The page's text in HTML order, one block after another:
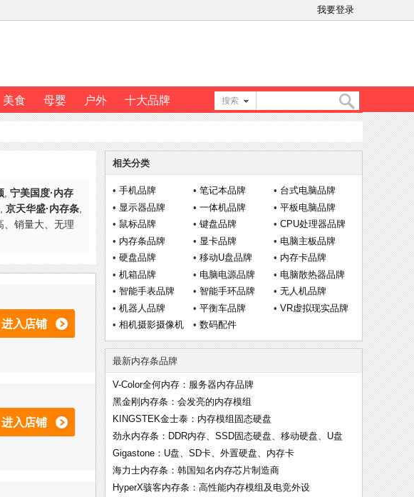
我要登录
美食 母婴 户外 十大品牌 搜索
搜
宁美国度·内存
京天华盛·内存条
、销量大、无理
进入店铺
进入店铺
相关分类
• 手机品牌 •笔记本品牌 • 台式电脑品牌
• 显示器品牌 •一体机品牌 •平板电脑品牌
• 鼠标品牌 •键盘品牌 •CPU处理器品牌
• 内存条品牌 • 显卡品牌 • 电脑主板品牌
• 硬盘品牌 •移动U盘品牌 • 内存卡品牌
• 机箱品牌 • 电脑电源品牌 • 电脑散热器品牌
• 智能手表品牌 •智能手环品牌 •无人机品牌
• 机器人品牌 •平衡车品牌 •VR虚拟现实品牌
• 相机摄影摄像机 •数码配件
最新内存条品牌
V-Color全何内存：服务器内存品牌
黑金刚内存条：会发亮的内存模组
KINGSTEK金士泰：内存模组固态硬盘
劲永内存条：DDR内存、SSD固态硬盘、移动硬盘、U盘
Gigastone：U盘、SD卡、外置硬盘、内存卡
海力士内存条：韩国知名内存芯片制造商
HyperX骇客内存条：高性能内存模组及电竞外设